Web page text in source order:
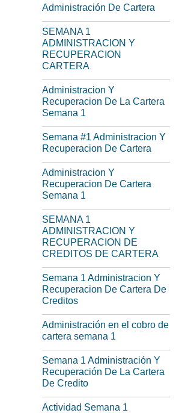
Administración De Cartera
SEMANA 1
ADMINISTRACION Y
RECUPERACION
CARTERA
Administracion Y
Recuperacion De La Cartera
Semana 1
Semana #1 Administracion Y
Recuperacion De Cartera
Administracion Y
Recuperacion De Cartera
Semana 1
SEMANA 1
ADMINISTRACION Y
RECUPERACION DE
CREDITOS DE CARTERA
Semana 1 Administracion Y
Recuperacion De Cartera De
Creditos
Administración en el cobro de
cartera semana 1
Semana 1 Administración Y
Recuperación De La Cartera
De Credito
Actividad Semana 1